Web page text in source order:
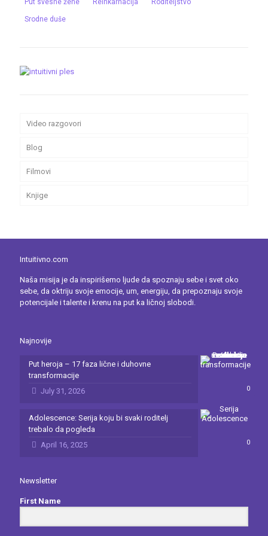
Put svesne žene Reinkarnacija Roditeljstvo
Srodne duše
Video razgovori
Blog
Filmovi
Knjige
Intuitivno.com
Naša misija je da inspirišemo ljude da spoznaju sebe i svet oko
sebe, da oktriju svoje emocije, um, energiju, da prepoznaju svoje
potencijale i talente i krenu na put ka ličnoj slobodi.
Najnovije
0
Put heroja – 17 faza lične i duhovne
transformacije
July 31, 2026
0
Adolescence: Serija koju bi svaki roditelj
trebalo da pogleda
April 16, 2025
Newsletter
First Name